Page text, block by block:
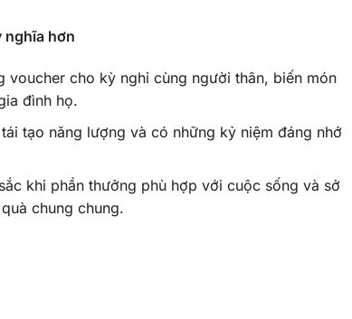
nghĩa hơn
voucher cho kỳ nghỉ cùng người thân, biến món
đình họ.
tạo năng lượng và có những kỷ niệm đáng nhớ
khi phần thưởng phù hợp với cuộc sống và sở
chung chung.